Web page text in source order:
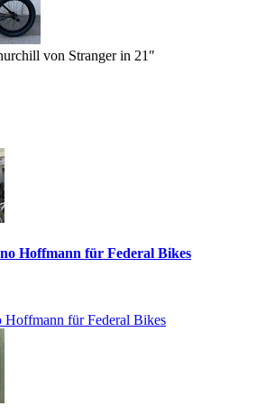
von Stranger in 21″
Hoffmann für Federal Bikes
Hoffmann für Federal Bikes